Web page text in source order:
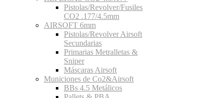
Pistolas/Revolver/Fusiles
CO2 .177/4.5mm
AIRSOFT 6mm
Pistolas/Revolver Airsoft
Secundarias
Primarias Metralletas &
Sniper
Máscaras Airsoft
Municiones de Co2&Airsoft
BBs 4.5 Metálicos